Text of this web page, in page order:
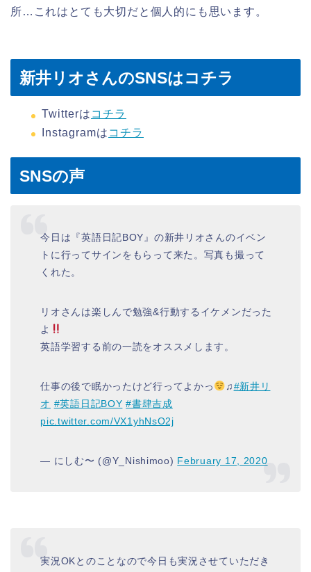
所…これはとても大切だと個人的にも思います。
新井リオさんのSNSはコチラ
Twitterは コチラ
Instagramは コチラ
SNSの声
今日は『英語日記BOY』の新井リオさんのイベン
トに行ってサインをもらって来た。写真も撮って
くれた。
リオさんは楽しんで勉強&行動するイケメンだった
よ
英語学習する前の一読をオススメします。
仕事の後で眠かったけど行ってよかっ ♫#新井リ
オ #英語日記BOY #書肆吉成
pic.twitter.com/VX1yhNsO2j
— にしむ〜 (@Y_Nishimoo) February 17, 2020
実況OKとのことなので今日も実況させていただき